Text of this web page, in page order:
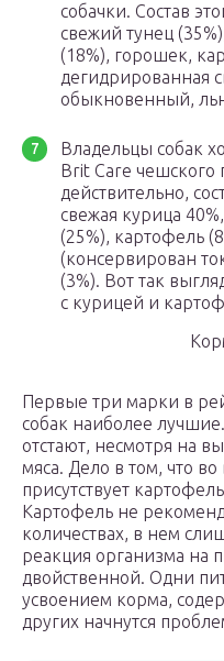
собачки. Состав
свежий тунец
(18%), горошек,
дегидрированная
обыкновенный,
Владельцы собак
Brit Care чешского
действительно,
свежая курица
(25%), картофель
(консервирован
(3%). Вот так
с курицей и
Первые три марки в
собак наиболее
отстают, несмотря на
мяса. Дело в том, что во
присутствует
Картофель не
количествах, в нем
реакция организма на
двойственной. Одни
усвоением корма,
других начнутся